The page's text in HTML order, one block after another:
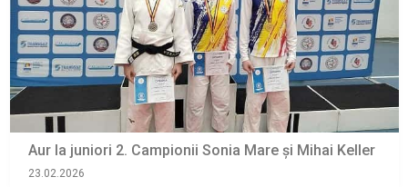
Aur la juniori 2. Campionii Sonia Mare şi Mihai Keller
23.02.2026